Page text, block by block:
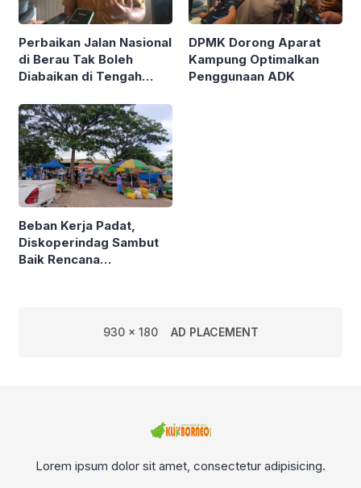
Perbaikan Jalan Nasional
di Berau Tak Boleh
Diabaikan di Tengah
Kalimantan
DPMK Dorong Aparat
Kampung Optimalkan
Penggunaan ADK
Beban Kerja Padat,
Diskoperindag Sambut
Baik Rencana
930 x 180 AD PLACEMENT
Lorem ipsum dolor sit amet, consectetur adipisicing.